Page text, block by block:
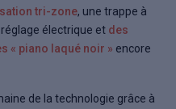
tri-zone, une trappe à
électrique et des
« piano laqué noir » encore
de la technologie grâce à